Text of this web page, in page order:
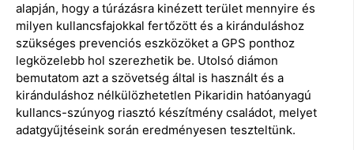
alapján, hogy a túrázásra kinézett terület mennyire és
milyen kullancsfajokkal fertőzött és a kiránduláshoz
szükséges prevenciós eszközöket a GPS ponthoz
legközelebb hol szerezhetik be. Utolsó diámon
bemutatom azt a szövetség által is használt és a
kiránduláshoz nélkülözhetetlen Pikaridin hatóanyagú
kullancs-szúnyog riasztó készítmény családot, melyet
adatgyűjtéseink során eredményesen teszteltünk.